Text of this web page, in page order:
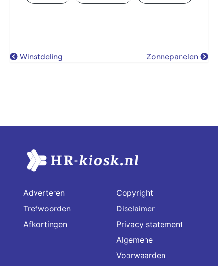
Winstdeling Zonnepanelen
Adverteren
Trefwoorden
Afkortingen
Copyright
Disclaimer
Privacy statement
Algemene
Voorwaarden